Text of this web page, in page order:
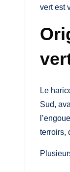
vert est
Le
Sud,
terroirs,